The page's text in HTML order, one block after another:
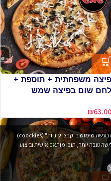
פיצה משפחתית + תוספת +
לחם שום בפיצה שמש
₪63.00
הפרטיות שלכם חשובה לנו לידיעתכם, באתר זה נעשה שימוש ב"קבצי עוגיות" (coockies)
טובה יותר, תוכן מותאם אישית וביצוע